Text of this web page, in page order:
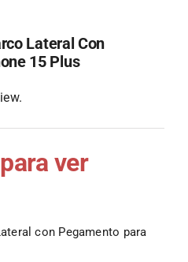
Lateral Con
15 Plus
ver
con Pegamento para